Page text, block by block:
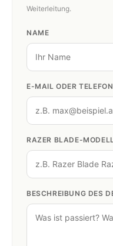
Weiterleitung.
NAME
E-MAIL ODER TELEFON
RAZER BLADE-MODELL
BESCHREIBUNG DES